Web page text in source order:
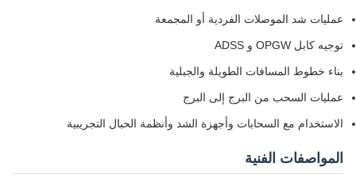
عمليات شد الموصلات الفردية أو المجمعة
توجيه كابل OPGW و ADSS
بناء خطوط المسافات الطويلة والجبلية
عمليات السحب من البرج إلى البرج
الاستخدام مع السحابات وأجهزة الشد وأنظمة الحبال التجريبية
المواصفات الفنية